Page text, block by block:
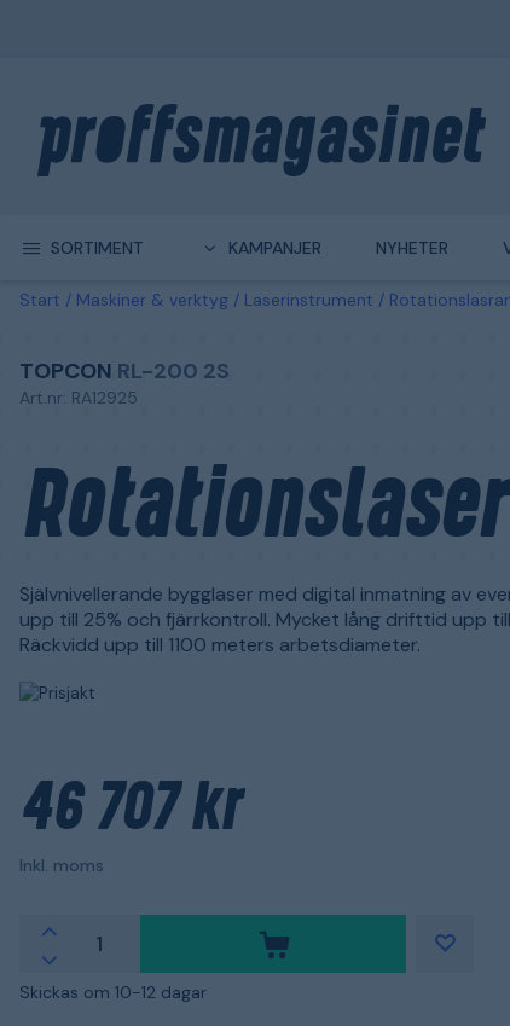
SORTIMENT KAMPANJER NYHETER
Start Maskiner & verktyg Laserinstrument Rotationslasrar
TOPCON RL-200 2S
Art.nr: RA12925
Rotationslaser
Självnivellerande bygglaser med digital inmatning av
upp till 25% och fjärrkontroll. Mycket lång drifttid upp
Räckvidd upp till 1100 meters arbetsdiameter.
46 707 kr
Inkl. moms
Skickas om 10-12 dagar